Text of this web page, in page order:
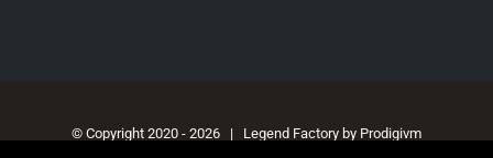
© Copyright 2020 - 2026 | Legend Factory by Prodigivm